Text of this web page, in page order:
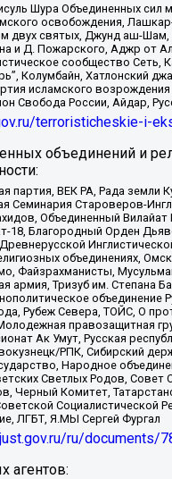
Шура Объединенных сил
освобождения,
двух святых, Джунд аш-
и Д. Пожарского, Аджр от
сообщество Сеть,
Колумбайн, Хатлонский
исламского
Свобода России, Айдар,
terroristicheskie-i-
объединений и
партия, ВЕК РА, Рада
Семинария Староверов-
Объединенный Вилайат
18, Благородный Орден
объединениях,
Файзрахманисты,
армия, Тризуб им. Степана
Рубеж Севера, ТОЙС, О
правозащитная
Ак Умут, Русская
РПК, Сибирский
Народное
Светлых Родов, Совет
Черный Комитет,
Социалистической
ЛГБТ, Я.МЫ Сергей Фургал
ru/documents/
агентов: